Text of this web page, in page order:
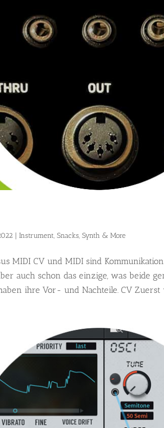
|Instrument,Snacks,Synth & More
MIDI CV und MIDI sind
auch schon das einzige, was beide
ihre Vor- und Nachteile. CV Zuerst